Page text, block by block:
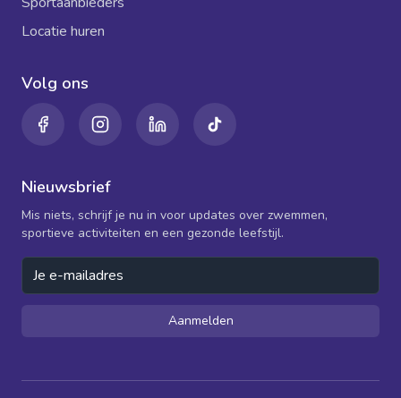
Locatie huren
Volg ons
Nieuwsbrief
Mis niets, schrijf je nu in voor updates over zwemmen,
sportieve activiteiten en een gezonde leefstijl.
Aanmelden